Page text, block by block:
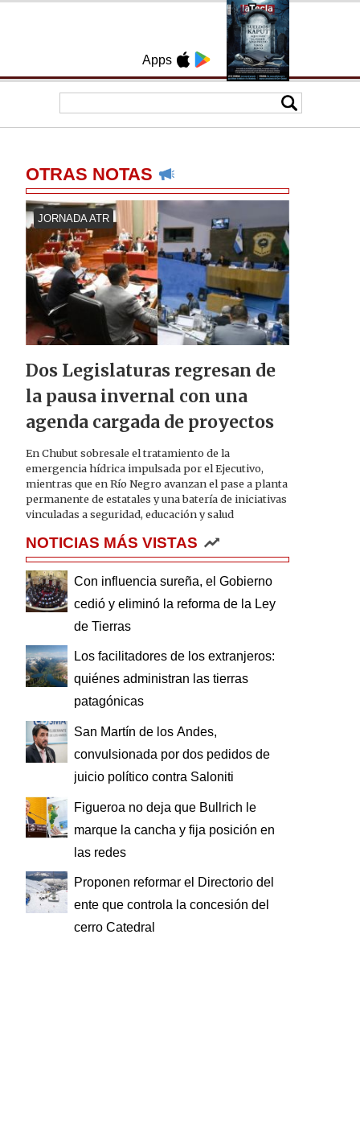
Apps
OTRAS NOTAS
JORNADA ATR
Dos Legislaturas regresan de
la pausa invernal con una
agenda cargada de proyectos
En Chubut sobresale el tratamiento de la
emergencia hídrica impulsada por el Ejecutivo,
mientras que en Río Negro avanzan el pase a planta
permanente de estatales y una batería de iniciativas
vinculadas a seguridad, educación y salud
NOTICIAS MÁS VISTAS
Con influencia sureña, el Gobierno
cedió y eliminó la reforma de la Ley
de Tierras
Los facilitadores de los extranjeros:
quiénes administran las tierras
patagónicas
San Martín de los Andes,
convulsionada por dos pedidos de
juicio político contra Saloniti
Figueroa no deja que Bullrich le
marque la cancha y fija posición en
las redes
Proponen reformar el Directorio del
ente que controla la concesión del
cerro Catedral